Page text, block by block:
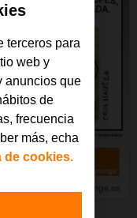
terceros para
web y
anuncios que
de
frecuencia
más, echa
de cookies.